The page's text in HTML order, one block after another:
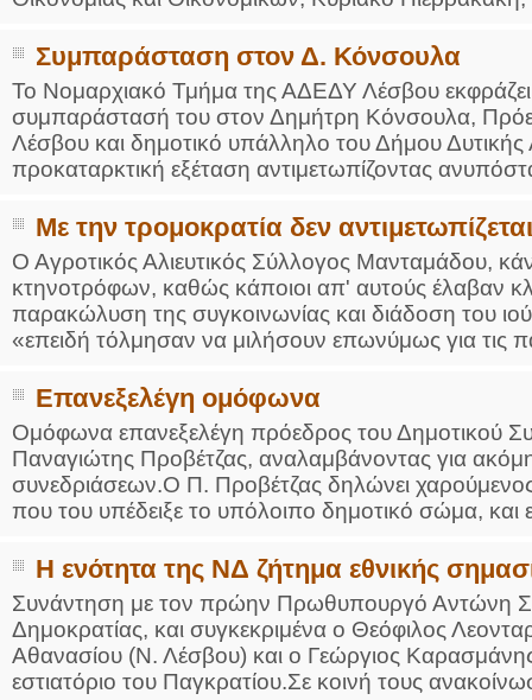
Συμπαράσταση στον Δ. Κόνσουλα
Το Νομαρχιακό Τμήμα της ΑΔΕΔΥ Λέσβου εκφράζει
συμπαράστασή του στον Δημήτρη Κόνσουλα,
Λέσβου και δημοτικό υπάλληλο του Δήμου Δυτικής
προκαταρκτική εξέταση αντιμετωπίζοντας
Με την τρομοκρατία δεν
Ο Αγροτικός Αλιευτικός Σύλλογος Μανταμάδου,
κτηνοτρόφων, καθώς κάποιοι απ' αυτούς έλαβαν
παρακώλυση της συγκοινωνίας και διάδοση του
«επειδή τόλμησαν να μιλήσουν επωνύμως για τις
Επανεξελέγη ομόφωνα
Ομόφωνα επανεξελέγη πρόεδρος του Δημοτικού
Παναγιώτης Προβέτζας, αναλαμβάνοντας για
συνεδριάσεων.Ο Π. Προβέτζας δηλώνει
που του υπέδειξε το υπόλοιπο δημοτικό σώμα, και
Η ενότητα της ΝΔ ζήτημα εθνικής
Συνάντηση με τον πρώην Πρωθυπουργό Αντώνη
Δημοκρατίας, και συγκεκριμένα ο Θεόφιλος
Αθανασίου (Ν. Λέσβου) και ο Γεώργιος
εστιατόριο του Παγκρατίου.Σε κοινή τους